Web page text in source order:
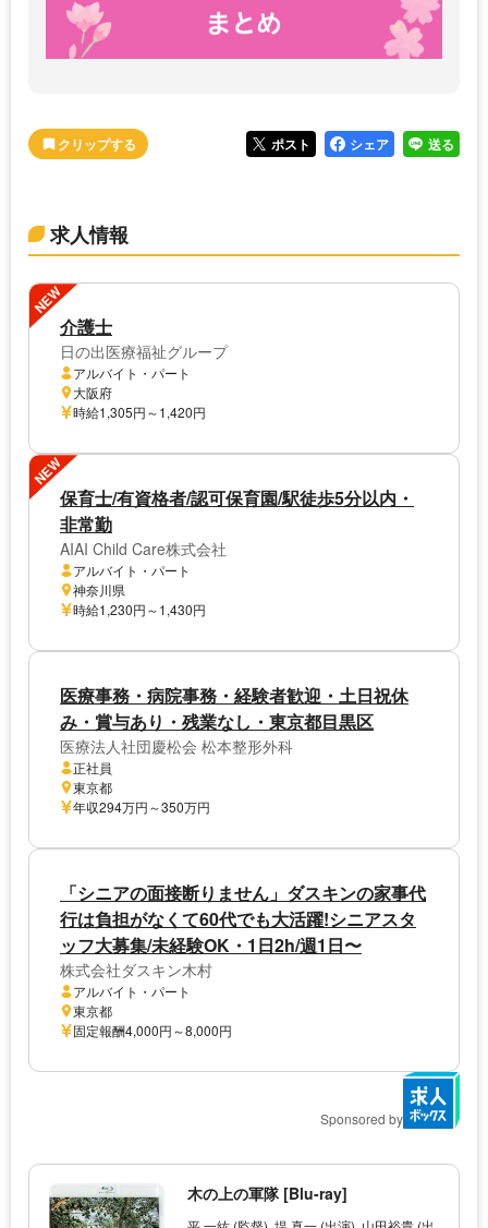
ポスト シェア 送る
求人情報
NEW
介護士
日の出医療福祉グループ
アルバイト・パート
大阪府
時給1,305円～1,420円
NEW
保育士/有資格者/認可保育園/駅徒歩5分以内・
非常勤
AIAI Child Care株式会社
アルバイト・パート
神奈川県
時給1,230円～1,430円
医療事務・病院事務・経験者歓迎・土日祝休
み・賞与あり・残業なし・東京都目黒区
医療法人社団慶松会 松本整形外科
正社員
東京都
年収294万円～350万円
「シニアの面接断りません」ダスキンの家事代
行は負担がなくて60代でも大活躍!シニアスタ
ッフ大募集/未経験OK・1日2h/週1日〜
株式会社ダスキン木村
アルバイト・パート
東京都
固定報酬4,000円～8,000円
Sponsored by
木の上の軍隊 [Blu-ray]